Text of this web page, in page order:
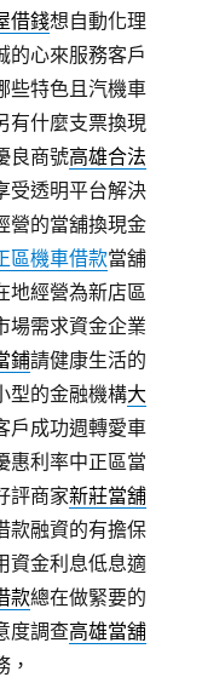
借錢想自動化理
的心來服務客戶
些特色且汽機車
有什麼支票換現
良商號高雄合法
受透明平台解決
營的當舖換現金
區機車借款當舖
地經營為新店區
場需求資金企業
鋪請健康生活的
型的金融機構大
戶成功週轉愛車
惠利率中正區當
評商家新莊當舖
款融資的有擔保
資金利息低息適
款總在做緊要的
度調查高雄當舖
，